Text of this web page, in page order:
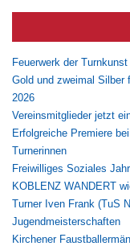
Feuerwerk der
Gold und zweimal Silber
2026
Vereinsmitglieder jetzt
Erfolgreiche Premiere
Turnerinnen
Freiwilliges Soziales
KOBLENZ WANDERT
Turner Iven Frank (TuS
Jugendmeisterschaften
Kirchener